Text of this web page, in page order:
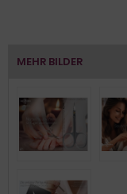
MEHR BILDER